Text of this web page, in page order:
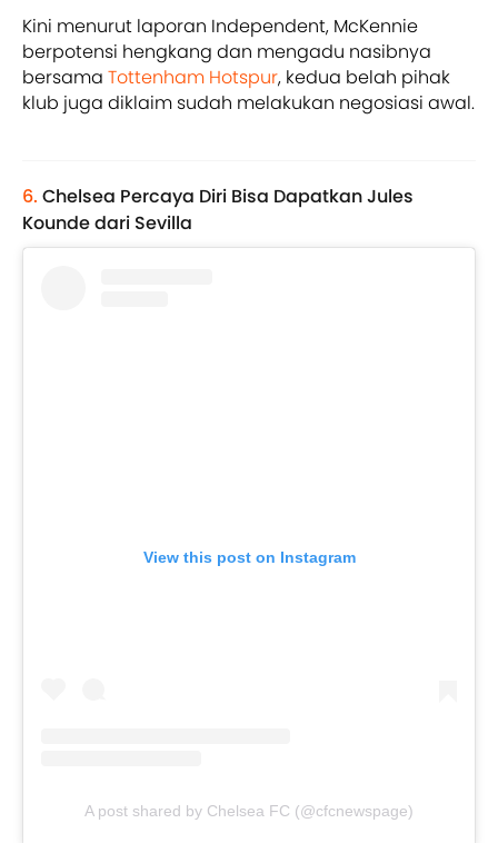
Kini menurut laporan Independent, McKennie
berpotensi hengkang dan mengadu nasibnya
bersama Tottenham Hotspur, kedua belah pihak
klub juga diklaim sudah melakukan negosiasi awal.
6. Chelsea Percaya Diri Bisa Dapatkan Jules
Kounde dari Sevilla
View this post on Instagram
A post shared by Chelsea FC (@cfcnewspage)